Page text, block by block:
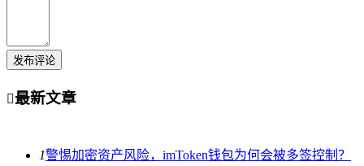
发布评论
最新文章
1警惕加密资产风险，imToken钱包为何会被多签控制？